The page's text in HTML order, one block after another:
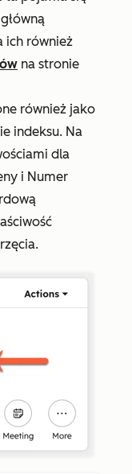
ich również
na stronie
również jako
indeksu. Na
dla
i Numer
.